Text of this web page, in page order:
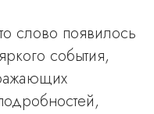
слово появилось
события,